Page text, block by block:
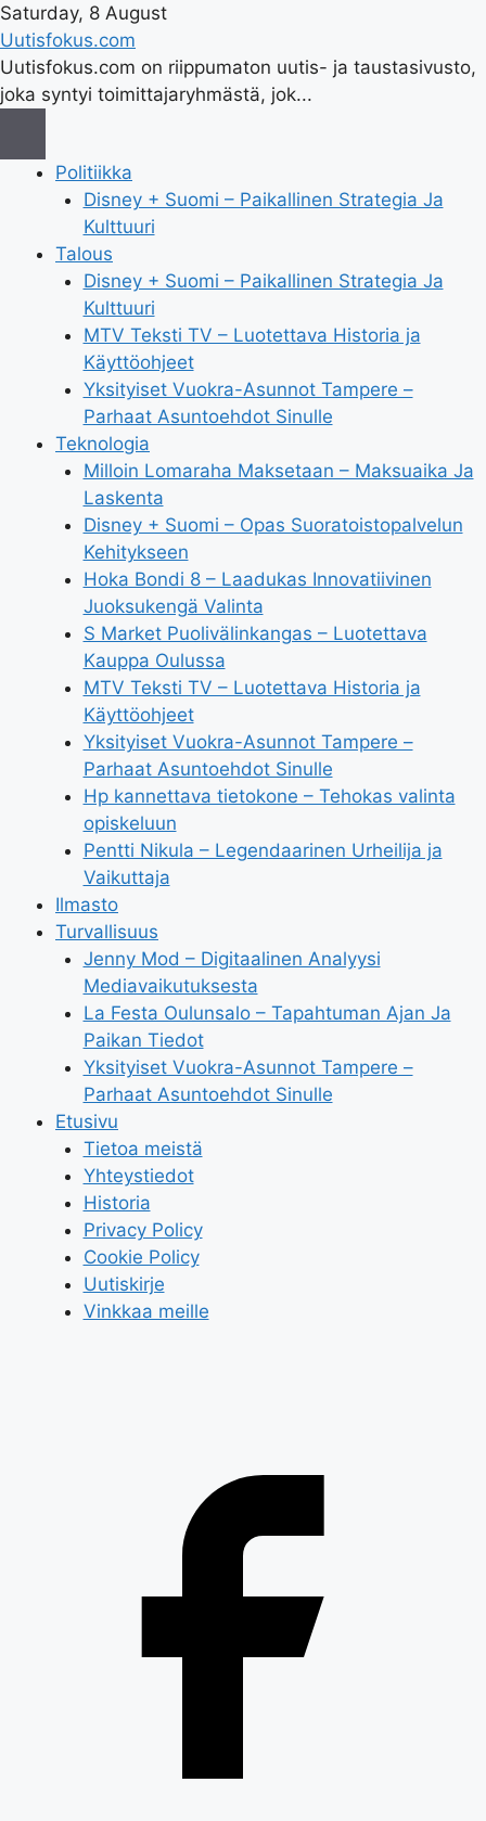
Saturday, 8 August
Uutisfokus.com
Uutisfokus.com on riippumaton uutis- ja taustasivusto,
joka syntyi toimittajaryhmästä, jok...
Politiikka
Disney + Suomi – Paikallinen Strategia Ja
Kulttuuri
Talous
Disney + Suomi – Paikallinen Strategia Ja
Kulttuuri
MTV Teksti TV – Luotettava Historia ja
Käyttöohjeet
Yksityiset Vuokra-Asunnot Tampere –
Parhaat Asuntoehdot Sinulle
Teknologia
Milloin Lomaraha Maksetaan – Maksuaika Ja
Laskenta
Disney + Suomi – Opas Suoratoistopalvelun
Kehitykseen
Hoka Bondi 8 – Laadukas Innovatiivinen
Juoksukengä Valinta
S Market Puolivälinkangas – Luotettava
Kauppa Oulussa
MTV Teksti TV – Luotettava Historia ja
Käyttöohjeet
Yksityiset Vuokra-Asunnot Tampere –
Parhaat Asuntoehdot Sinulle
Hp kannettava tietokone – Tehokas valinta
opiskeluun
Pentti Nikula – Legendaarinen Urheilija ja
Vaikuttaja
Ilmasto
Turvallisuus
Jenny Mod – Digitaalinen Analyysi
Mediavaikutuksesta
La Festa Oulunsalo – Tapahtuman Ajan Ja
Paikan Tiedot
Yksityiset Vuokra-Asunnot Tampere –
Parhaat Asuntoehdot Sinulle
Etusivu
Tietoa meistä
Yhteystiedot
Historia
Privacy Policy
Cookie Policy
Uutiskirje
Vinkkaa meille